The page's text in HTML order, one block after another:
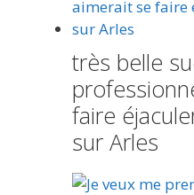
très belle
faire
sur Arles